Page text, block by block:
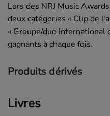
Lors des NRJ Music
deux catégories « Clip de
« Groupe/duo international
gagnants à chaque fois.
Produits dérivés
Livres